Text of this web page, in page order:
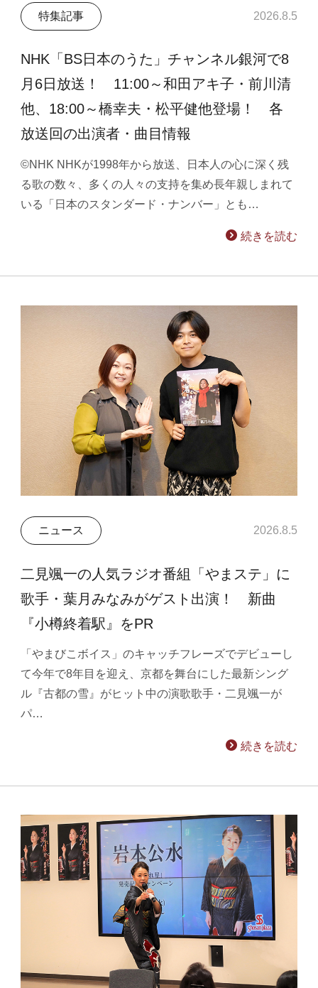
特集記事 2026.8.5
NHK「BS日本のうた」チャンネル銀河で8
月6日放送！ 11:00～和田アキ子・前川清
他、18:00～橋幸夫・松平健他登場！ 各
放送回の出演者・曲目情報
©NHK NHKが1998年から放送、日本人の心に深く残
る歌の数々、多くの人々の支持を集め長年親しまれて
いる「日本のスタンダード・ナンバー」とも…
続きを読む
ニュース 2026.8.5
二見颯一の人気ラジオ番組「やまステ」に
歌手・葉月みなみがゲスト出演！ 新曲
『小樽終着駅』をPR
「やまびこボイス」のキャッチフレーズでデビューし
て今年で8年目を迎え、京都を舞台にした最新シング
ル『古都の雪』がヒット中の演歌歌手・二見颯一が
パ…
続きを読む